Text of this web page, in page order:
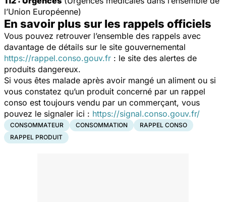
l’Union Européenne)
En savoir plus sur les rappels officiels
Vous pouvez retrouver l’ensemble des rappels avec
davantage de détails sur le site gouvernemental
https://rappel.conso.gouv.fr : le site des alertes de
produits dangereux.
Si vous êtes malade après avoir mangé un aliment ou si
vous constatez qu’un produit concerné par un rappel
conso est toujours vendu par un commerçant, vous
pouvez le signaler ici : https://signal.conso.gouv.fr/
CONSOMMATEUR CONSOMMATION
RAPPEL CONSO
RAPPEL PRODUIT